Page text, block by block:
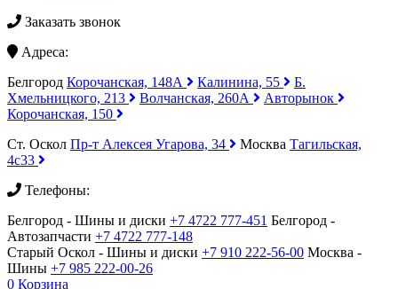
Заказать звонок
Адреса:
Белгород Корочанская, 148А Калинина, 55
Б.
Хмельницкого, 213
Волчанская, 260А
Авторынок
Корочанская, 150
Ст. Оскол Пр-т Алексея Угарова, 34 Москва Тагильская,
4с33
Телефоны:
Белгород - Шины и диски +7 4722 777-451 Белгород -
Автозапчасти +7 4722 777-148
Старый Оскол - Шины и диски +7 910 222-56-00 Москва -
Шины +7 985 222-00-26
0 Корзина